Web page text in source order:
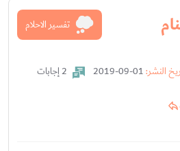
تفسير الاحلام
النشر: 2 إجابات